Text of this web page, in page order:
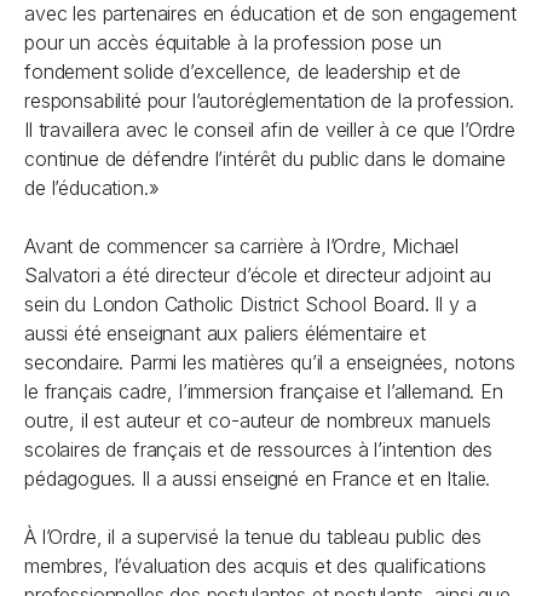
avec les partenaires en éducation et de son engagement
pour un accès équitable à la profession pose un
fondement solide d’excellence, de leadership et de
responsabilité pour l’autoréglementation de la profession.
Il travaillera avec le conseil afin de veiller à ce que l’Ordre
continue de défendre l’intérêt du public dans le domaine
de l’éducation.»
Avant de commencer sa carrière à l’Ordre, Michael
Salvatori a été directeur d’école et directeur adjoint au
sein du London Catholic District School Board. Il y a
aussi été enseignant aux paliers élémentaire et
secondaire. Parmi les matières qu’il a enseignées, notons
le français cadre, l’immersion française et l’allemand. En
outre, il est auteur et co-auteur de nombreux manuels
scolaires de français et de ressources à l’intention des
pédagogues. Il a aussi enseigné en France et en Italie.
À l’Ordre, il a supervisé la tenue du tableau public des
membres, l’évaluation des acquis et des qualifications